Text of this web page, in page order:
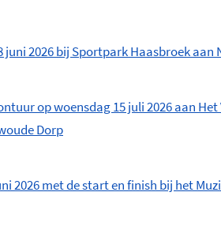
2026 bij Sportpark Haasbroek
op woensdag 15 juli 2026 aan
Dorp
2026 met de start en finish bij het